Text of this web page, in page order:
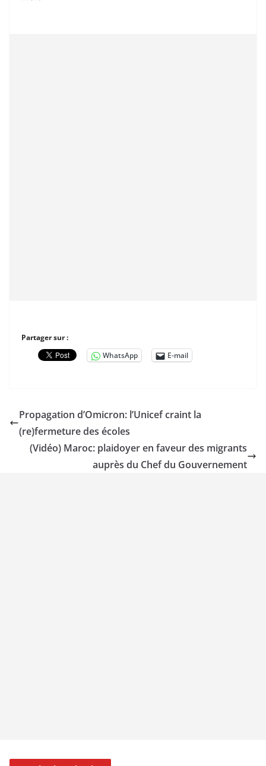
Partager sur :
WhatsApp
E-mail
Propagation d’Omicron: l’Unicef craint la
(re)fermeture des écoles
(Vidéo) Maroc: plaidoyer en faveur des migrants
auprès du Chef du Gouvernement